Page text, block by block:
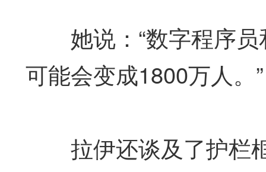
她说：“数字程序员
可能会变成1800万人。”
拉伊还谈及了护栏